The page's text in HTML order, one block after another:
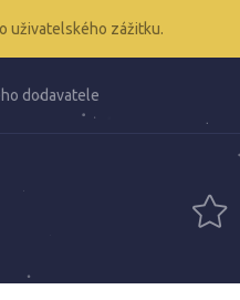
uživatelského zážitku.
dodavatele